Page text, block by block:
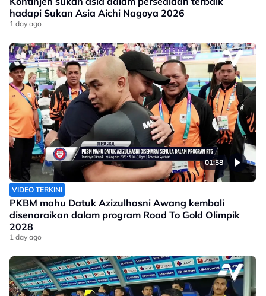
hadapi Sukan Asia Aichi Nagoya 2026
1 day ago
01:58
VIDEO TERKINI
PKBM mahu Datuk Azizulhasni Awang kembali
disenaraikan dalam program Road To Gold Olimpik
2028
1 day ago